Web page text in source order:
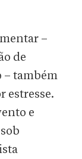
–
de
– também
estresse.
e